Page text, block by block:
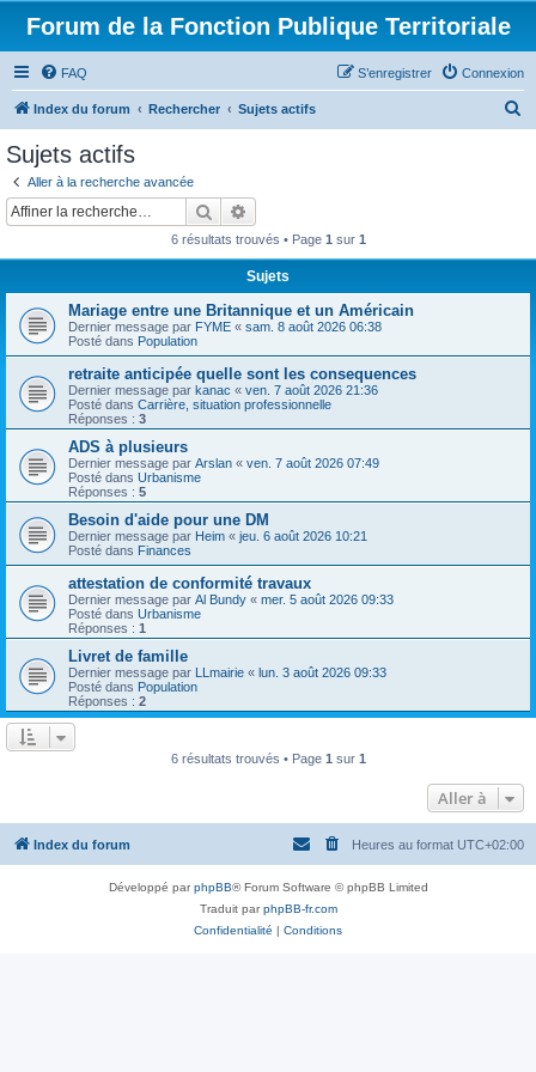
Forum de la Fonction Publique Territoriale
FAQ Connexion
S’enregistrer
Index du forum Rechercher Sujets actifs
Sujets actifs
Aller à la recherche avancée
Rechercher
6 résultats trouvés • Page 1 sur 1
Sujets
Mariage entre une Britannique et un Américain
Dernier message par FYME « sam. 8 août 2026 06:38
Posté dans Population
retraite anticipée quelle sont les consequences
Dernier message par kanac « ven. 7 août 2026 21:36
Posté dans Carrière, situation professionnelle
Réponses : 3
ADS à plusieurs
Dernier message par Arslan « ven. 7 août 2026 07:49
Posté dans Urbanisme
Réponses : 5
Besoin d'aide pour une DM
Dernier message par Heim « jeu. 6 août 2026 10:21
Posté dans Finances
attestation de conformité travaux
Dernier message par Al Bundy « mer. 5 août 2026 09:33
Posté dans Urbanisme
Réponses : 1
Livret de famille
Dernier message par LLmairie « lun. 3 août 2026 09:33
Posté dans Population
Réponses : 2
6 résultats trouvés • Page 1 sur 1
Aller à
Index du forum Heures au format UTC+02:00
Développé parphpBB® Forum Software © phpBB Limited
Traduit parphpBB-fr.com
Confidentialité | Conditions